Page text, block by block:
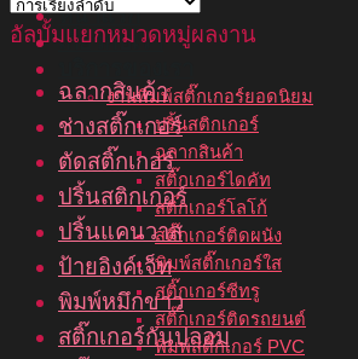
หน้าแรก
เกี่ยวกับเรา
งานพิมพ์สติ๊กเกอร์ยอดนิยม
ปริ้นสติกเกอร์
ฉลากสินค้า
สติ๊กเกอร์ไดคัท
สติ๊กเกอร์โลโก้
สติ๊กเกอร์ติดผนัง
พิมพ์สติ๊กเกอร์ใส
สติ๊กเกอร์ซีทรู
สติ๊กเกอร์ติดรถยนต์
พิมพ์สติ๊กเกอร์ PVC
อัลบั้มแยกหมวดหมู่ผลงาน
ฉลากสินค้า
ช่างสติ๊กเกอร์
ตัดสติ๊กเกอร์
ปริ้นสติกเกอร์
ปริ้นแคนวาส
ป้ายอิงค์เจ็ท
พิมพ์หมึกขาว
สติ๊กเกอร์กันปลอม